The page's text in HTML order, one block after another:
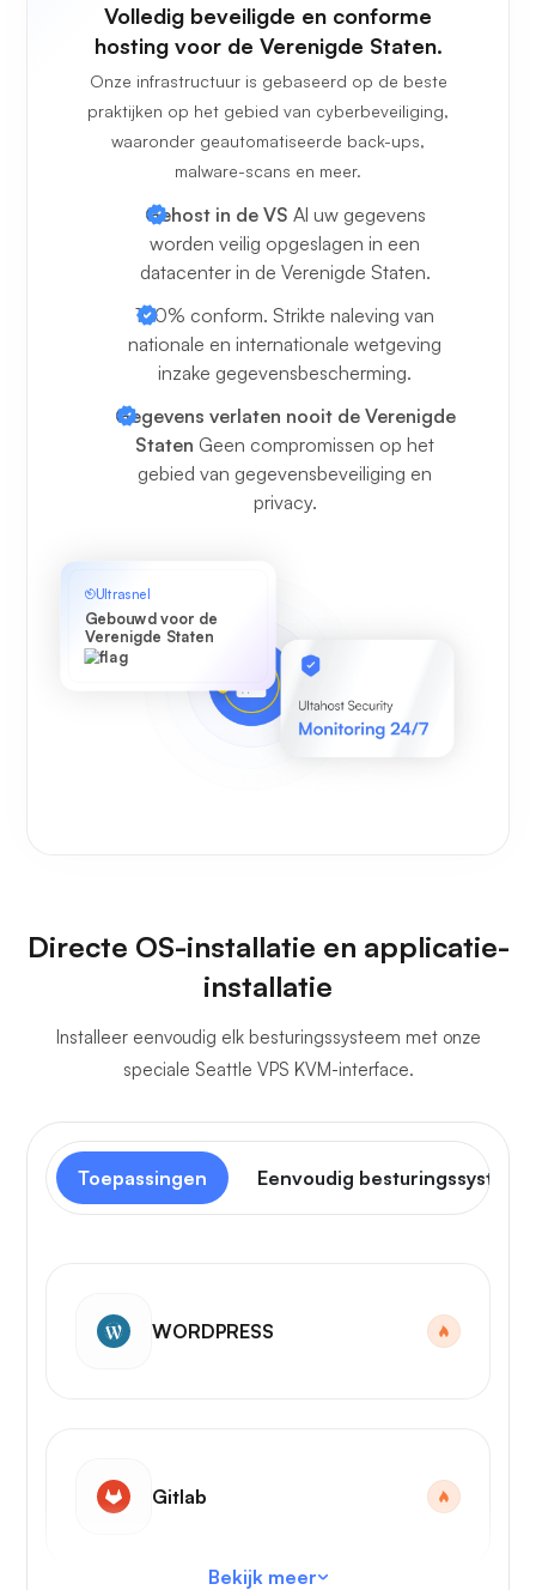
Volledig beveiligde en conforme
hosting voor de Verenigde Staten.
Onze infrastructuur is gebaseerd op de beste
praktijken op het gebied van cyberbeveiliging,
waaronder geautomatiseerde back-ups,
malware-scans en meer.
Gehost in de VS Al uw gegevens
worden veilig opgeslagen in een
datacenter in de Verenigde Staten.
100% conform. Strikte naleving van
nationale en internationale wetgeving
inzake gegevensbescherming.
Gegevens verlaten nooit de Verenigde
Staten Geen compromissen op het
gebied van gegevensbeveiliging en
privacy.
Ultrasnel
Gebouwd voor de
Verenigde Staten
Directe OS-installatie en applicatie-
installatie
Installeer eenvoudig elk besturingssysteem met onze
speciale Seattle VPS KVM-interface.
Toepassingen Eenvoudig besturingssysteem
WORDPRESS
Gitlab
Bekijk meer